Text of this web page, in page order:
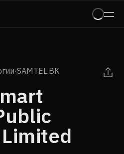
·SAMTEL.BK